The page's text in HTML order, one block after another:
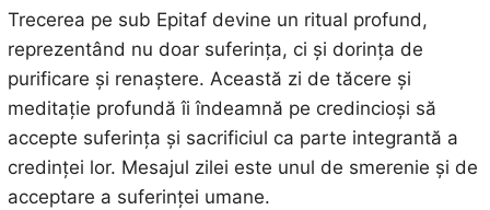
Trecerea pe sub Epitaf devine un ritual profund,
reprezentând nu doar suferința, ci și dorința de
purificare și renaștere. Această zi de tăcere și
meditație profundă îi îndeamnă pe credincioși să
accepte suferința și sacrificiul ca parte integrantă a
credinței lor. Mesajul zilei este unul de smerenie și de
acceptare a suferinței umane.